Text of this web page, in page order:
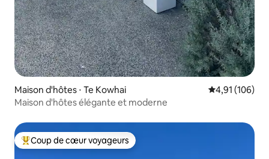
Maison d'hôtes ⋅ Te Kowhai Évaluation
4,91 (106)
Maison d'hôtes élégante et moderne
Coups de cœur voyageurs les plus appréciés
Coup de cœur voyageurs